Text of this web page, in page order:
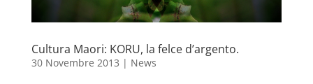
Cultura Maori: KORU, la felce d’argento.
30 Novembre 2013 | News